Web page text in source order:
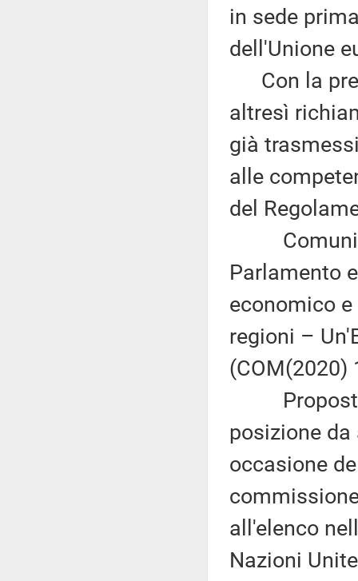
in sede
dell'Unione
Con la
altresì
già
alle
del
Parlamento
economico
regioni –
(COM(2020)
Proposta
posizione da
occasione
all'elenco
Nazioni